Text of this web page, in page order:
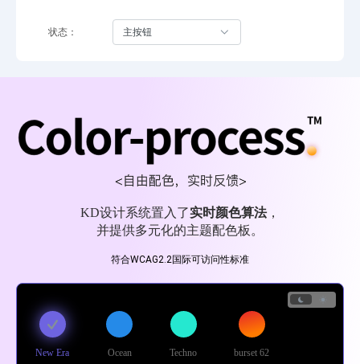
状态： 主按钮
KD设计系统置入了实时颜色算法，
并提供多元化的主题配色板。
符合WCAG2.2国际可访问性标准
New Era Ocean Techno burset 62